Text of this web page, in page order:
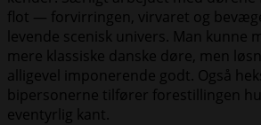
flot — forvirringen, virvaret og
levende scenisk univers. Man kunne
mere klassiske danske døre, men
alligevel imponerende godt. Også
bipersonerne tilfører forestillingen
eventyrlig kant.